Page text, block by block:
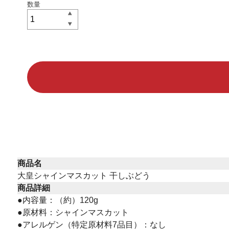
商品名
大皇シャインマスカット 干しぶどう
商品詳細
●内容量：（約）120g
●原材料：シャインマスカット
●アレルゲン（特定原材料7品目）：なし